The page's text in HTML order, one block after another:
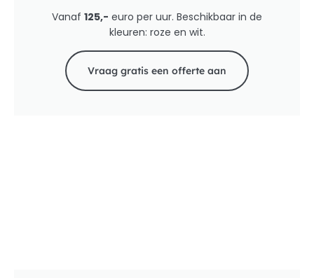
Vanaf 125,- euro per uur. Beschikbaar in de
kleuren: roze en wit.
Vraag gratis een offerte aan